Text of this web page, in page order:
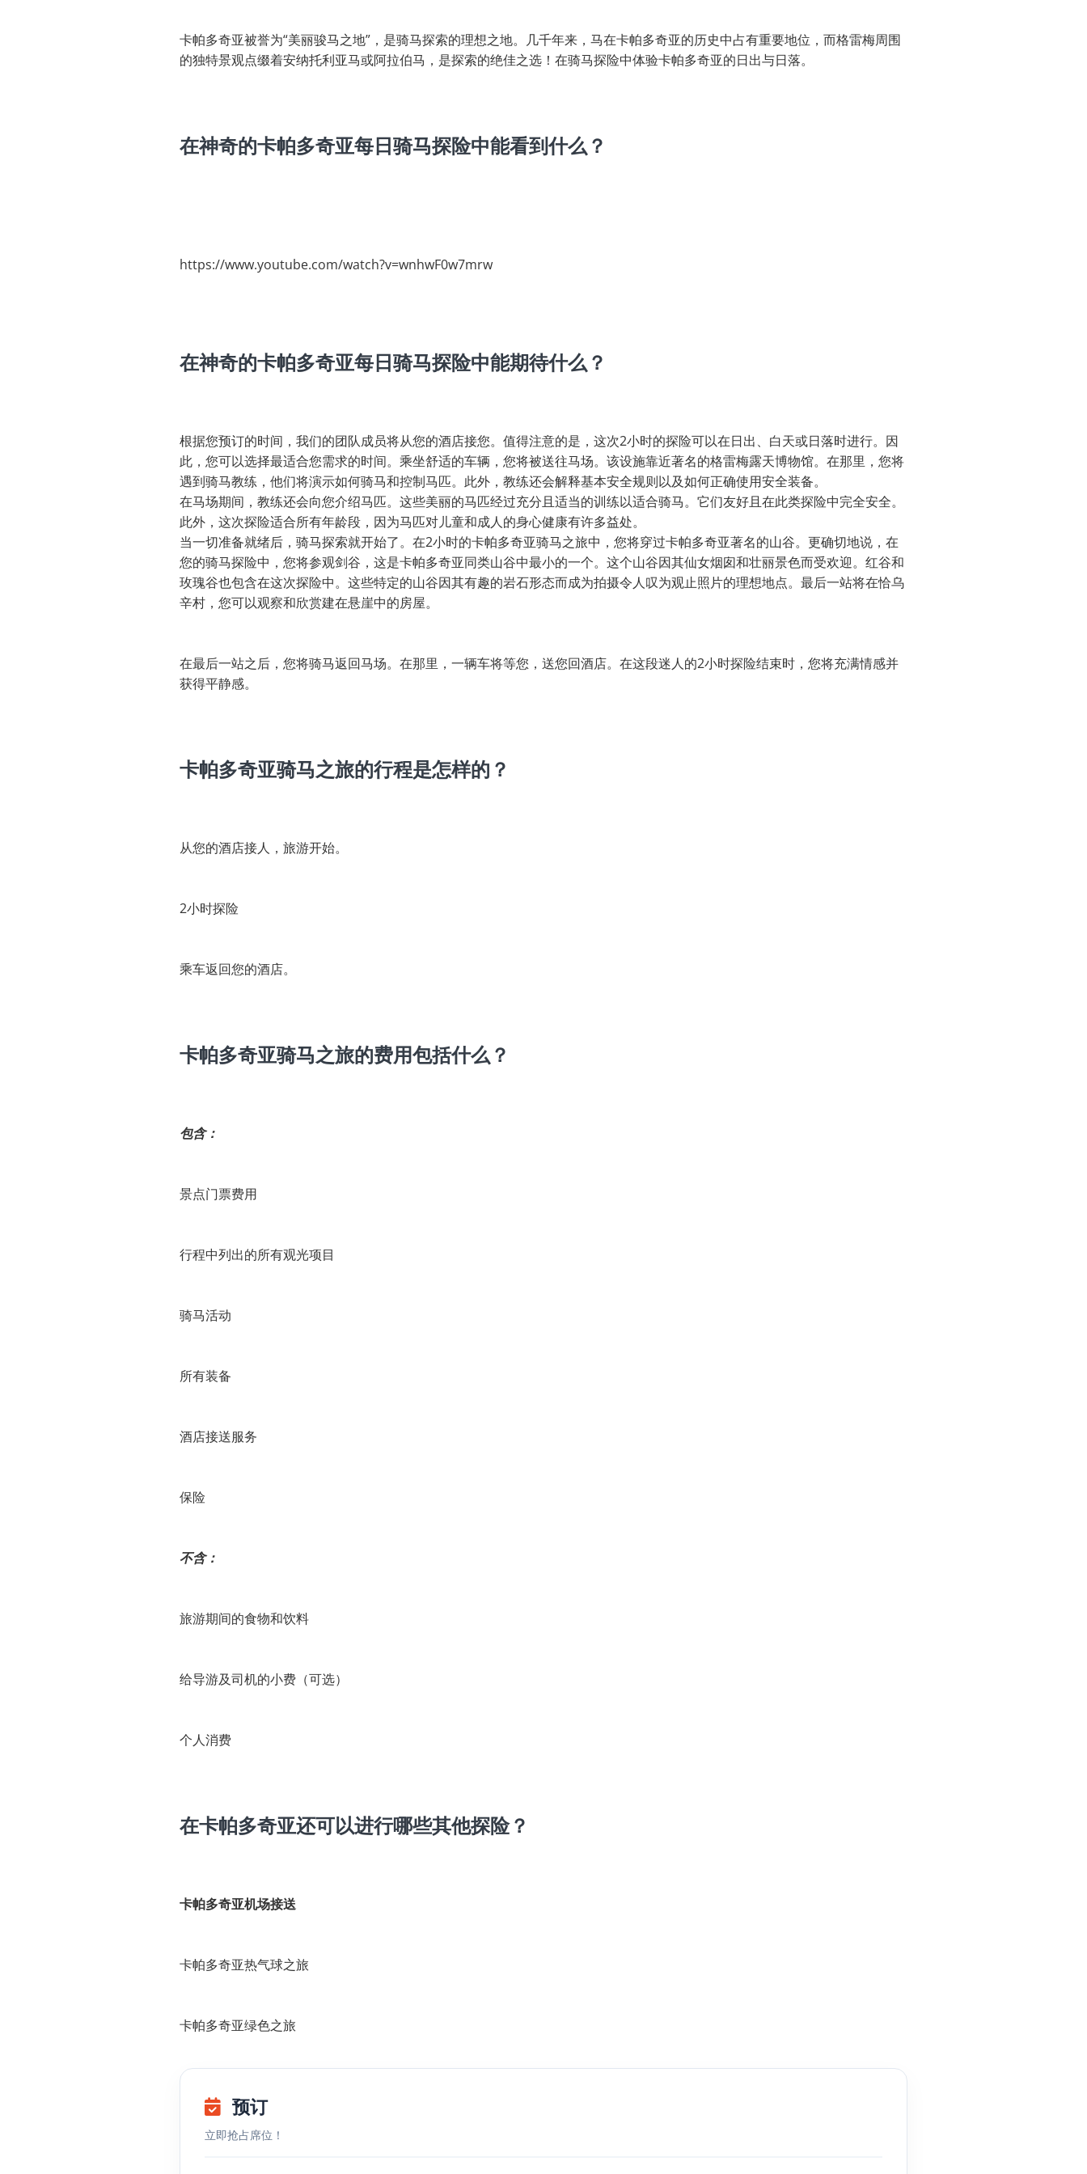
卡帕多奇亚被誉为“美丽骏马之地”，是骑马探索的理想之地。几千年来，马在卡帕多奇亚的历史中占有重要地位，而格雷梅周围
的独特景观点缀着安纳托利亚马或阿拉伯马，是探索的绝佳之选！在骑马探险中体验卡帕多奇亚的日出与日落。
在神奇的卡帕多奇亚每日骑马探险中能看到什么？
https://www.youtube.com/watch?v=wnhwF0w7mrw
在神奇的卡帕多奇亚每日骑马探险中能期待什么？
根据您预订的时间，我们的团队成员将从您的酒店接您。值得注意的是，这次2小时的探险可以在日出、白天或日落时进行。因
此，您可以选择最适合您需求的时间。乘坐舒适的车辆，您将被送往马场。该设施靠近著名的格雷梅露天博物馆。在那里，您将
遇到骑马教练，他们将演示如何骑马和控制马匹。此外，教练还会解释基本安全规则以及如何正确使用安全装备。
在马场期间，教练还会向您介绍马匹。这些美丽的马匹经过充分且适当的训练以适合骑马。它们友好且在此类探险中完全安全。
此外，这次探险适合所有年龄段，因为马匹对儿童和成人的身心健康有许多益处。
当一切准备就绪后，骑马探索就开始了。在2小时的卡帕多奇亚骑马之旅中，您将穿过卡帕多奇亚著名的山谷。更确切地说，在
您的骑马探险中，您将参观剑谷，这是卡帕多奇亚同类山谷中最小的一个。这个山谷因其仙女烟囱和壮丽景色而受欢迎。红谷和
玫瑰谷也包含在这次探险中。这些特定的山谷因其有趣的岩石形态而成为拍摄令人叹为观止照片的理想地点。最后一站将在恰乌
辛村，您可以观察和欣赏建在悬崖中的房屋。
在最后一站之后，您将骑马返回马场。在那里，一辆车将等您，送您回酒店。在这段迷人的2小时探险结束时，您将充满情感并
获得平静感。
卡帕多奇亚骑马之旅的行程是怎样的？
从您的酒店接人，旅游开始。
2小时探险
乘车返回您的酒店。
卡帕多奇亚骑马之旅的费用包括什么？
包含：
景点门票费用
行程中列出的所有观光项目
骑马活动
所有装备
酒店接送服务
保险
不含：
旅游期间的食物和饮料
给导游及司机的小费（可选）
个人消费
在卡帕多奇亚还可以进行哪些其他探险？
卡帕多奇亚机场接送
卡帕多奇亚热气球之旅
卡帕多奇亚绿色之旅
预订
立即抢占席位！